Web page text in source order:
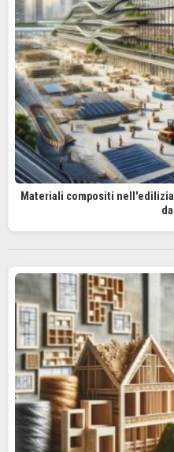
Materiali compositi